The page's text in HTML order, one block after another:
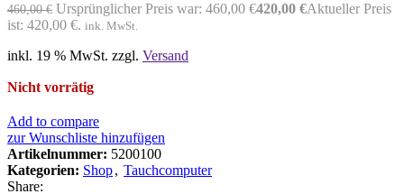
460,00€ Ursprünglicher Preis war: 460,00 €420,00 €Aktueller Preis
ist: 420,00 €. ink. MwSt.
inkl. 19 % MwSt. zzgl. Versand
Nicht vorrätig
Add to compare
zur Wunschliste hinzufügen
Artikelnummer: 5200100
Kategorien: Shop, Tauchcomputer
Share: